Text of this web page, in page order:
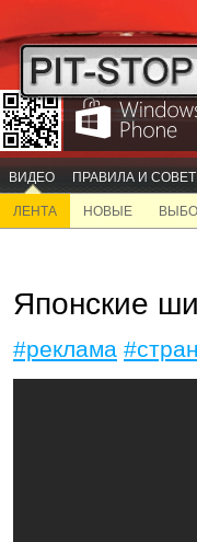
ВИДЕО ПРАВИЛА И
ЛЕНТА НОВЫЕ
Японские
#реклама